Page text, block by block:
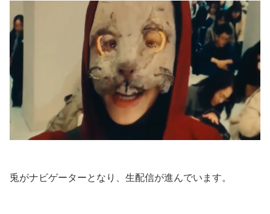
兎がナビゲーターとなり、生配信が進んでいます。